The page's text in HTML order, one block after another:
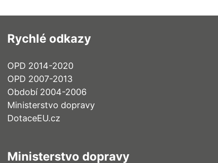
Rychlé odkazy
OPD 2014-2020
OPD 2007-2013
Období 2004-2006
Ministerstvo dopravy
DotaceEU.cz
Ministerstvo dopravy